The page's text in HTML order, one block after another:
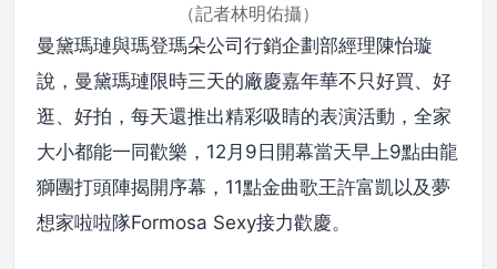
（記者林明佑攝）
曼黛瑪璉與瑪登瑪朵公司行銷企劃部經理陳怡璇
說，曼黛瑪璉限時三天的廠慶嘉年華不只好買、好
逛、好拍，每天還推出精彩吸睛的表演活動，全家
大小都能一同歡樂，12月9日開幕當天早上9點由龍
獅團打頭陣揭開序幕，11點金曲歌王許富凱以及夢
想家啦啦隊Formosa Sexy接力歡慶。